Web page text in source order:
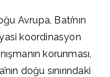
Avrupa, Batı’nın
koordinasyon
korunması,
doğu sınırındaki